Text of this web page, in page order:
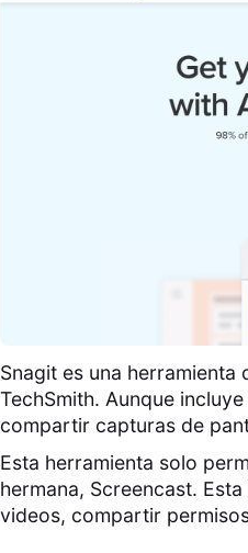
Snagit es una
TechSmith. Aunque
compartir capturas de
Esta herramienta solo
hermana, Screencast.
videos, compartir